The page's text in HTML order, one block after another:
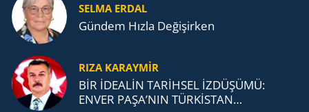
SELMA ERDAL
Gündem Hızla Değişirken
RIZA KARAYMIR
BİR İDEALİN TARİHSEL İZDÜŞÜMÜ:
ENVER PAŞA’NIN TÜRKİSTAN